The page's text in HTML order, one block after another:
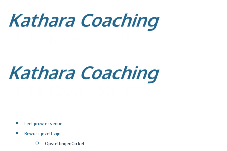
Leef jouw essentie
Bewust jezelf zijn
OpstellingenCirkel